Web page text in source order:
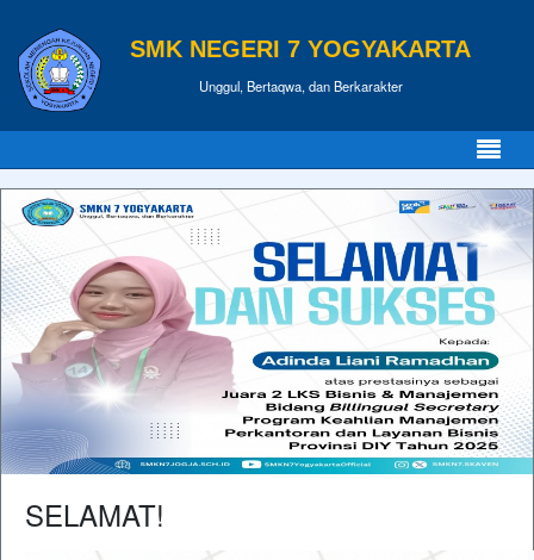
SMK NEGERI 7 YOGYAKARTA
Unggul, Bertaqwa, dan Berkarakter
SELAMAT!